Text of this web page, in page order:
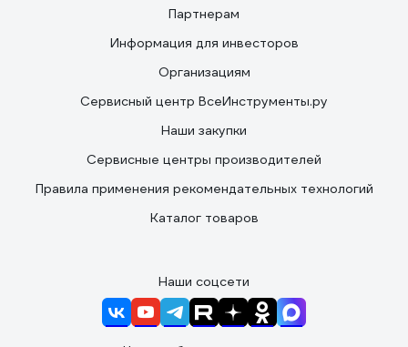
Партнерам
Информация для инвесторов
Организациям
Сервисный центр ВсеИнструменты.ру
Наши закупки
Сервисные центры производителей
Правила применения рекомендательных технологий
Каталог товаров
Наши соцсети